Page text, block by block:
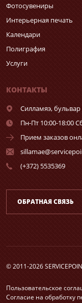
Фотосувениры
Интерьерная печать
Календари
Полиграфия
Услуги
КОНТАКТЫ
Силламяэ,бульвар
Пн-Пт 10:00-18:00
Прием заказов
(+372) 5535369
ОБРАТНАЯ СВЯЗЬ
© 2011-2026
Пользовательское
Согласие на обработку